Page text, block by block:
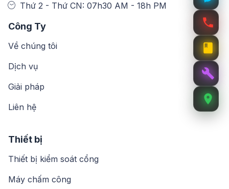
Thứ 2 - Thứ CN: 07h30 AM - 18h PM
Công Ty
Về chúng tôi
Dịch vụ
Giải pháp
Liên hệ
Thiết bị
Thiết bị kiểm soát cổng
Máy chấm công